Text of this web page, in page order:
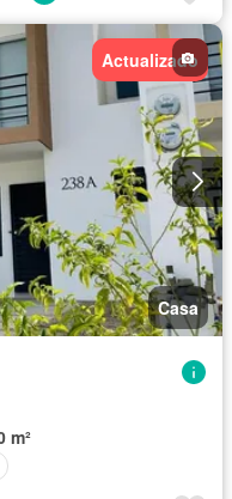
Actualizado
Casa
m²